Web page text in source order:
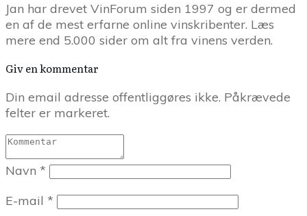
Jan har drevet VinForum siden 1997 og er dermed
en af de mest erfarne online vinskribenter. Læs
mere end 5.000 sider om alt fra vinens verden.
Giv en kommentar
Din email adresse offentliggøres ikke. Påkrævede
felter er markeret.
Navn *
E-mail *